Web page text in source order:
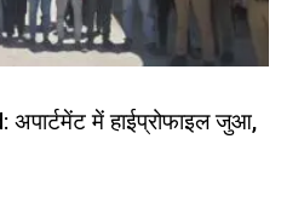
में हाईप्रोफाइल जुआ,